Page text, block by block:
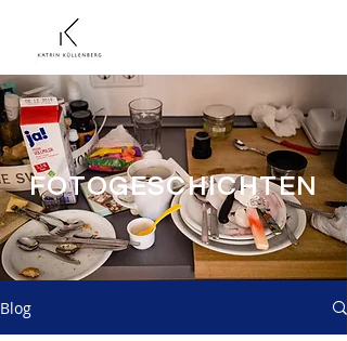
FOTOGESCHICHTEN
Blog